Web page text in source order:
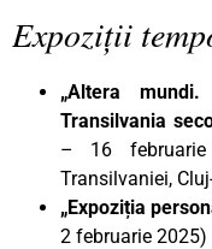
Expoziții
„Altera
Transilvania
– 16
Transilvaniei,
„Expoziția
2 februarie